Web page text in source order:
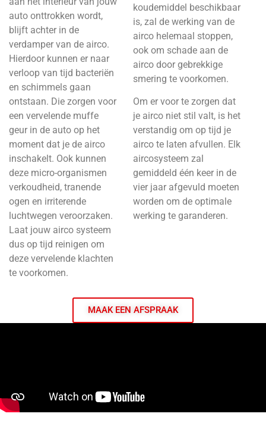
auto onttrokken wordt,
blijft achter in de
verdamper van de airco.
Hierdoor kunnen er naar
verloop van tijd bacteriën
en schimmels gaan
ontstaan. Die zorgen voor
een vervelende muffe
geur in de auto op het
moment dat je de airco
inschakelt. Ook kunnen
deze micro-organismen
verkoudheid, tranende
ogen en irriterende
luchtwegen veroorzaken.
Laat jouw airco systeem
dus op tijd reinigen om
deze vervelende klachten
te voorkomen.
koudemiddel beschikbaar
is, zal de werking van de
airco helemaal stoppen,
ook om schade aan de
airco door gebrekkige
smering te voorkomen.
Om er voor te zorgen dat
je airco niet stil valt, is het
verstandig om op tijd je
airco te laten afvullen. Elk
aircosysteem zal
gemiddeld één keer in de
vier jaar afgevuld moeten
worden om de optimale
werking te garanderen.
MAAK EEN AFSPRAAK